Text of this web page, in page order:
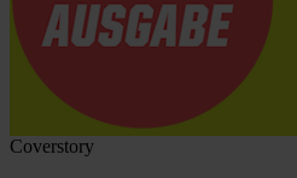
Coverstory